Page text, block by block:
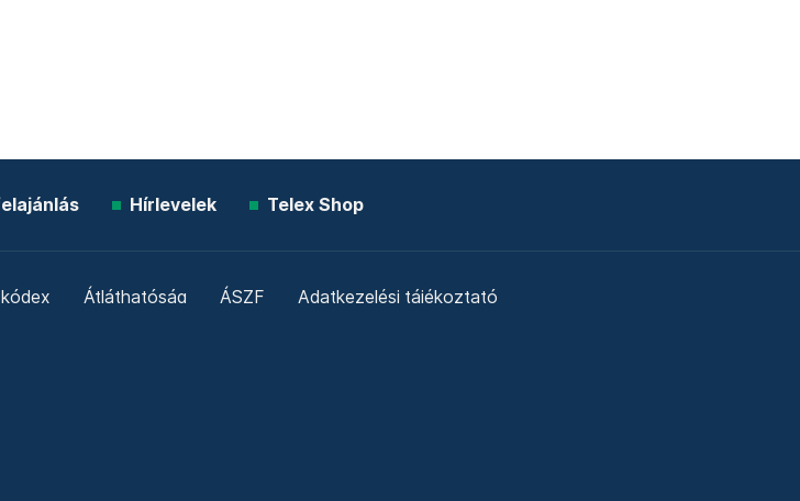
Hírlevelek Telex Shop
Átláthatóság ÁSZF Adatkezelési tájékoztató